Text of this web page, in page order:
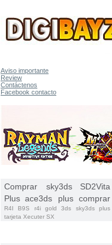
Aviso importante
Review
Contáctenos
Facebook contacto
Comprar sky3ds
SD2Vita
Plus ace3ds plus comprar
R4I B9S r4i gold 3ds
sky3ds plus
tarjeta Xecuter SX